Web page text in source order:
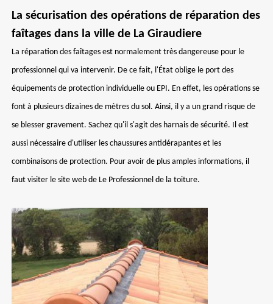
La sécurisation des opérations de réparation des
faîtages dans la ville de La Giraudiere
La réparation des faîtages est normalement très dangereuse pour le
professionnel qui va intervenir. De ce fait, l'État oblige le port des
équipements de protection individuelle ou EPI. En effet, les opérations se
font à plusieurs dizaines de mètres du sol. Ainsi, il y a un grand risque de
se blesser gravement. Sachez qu'il s'agit des harnais de sécurité. Il est
aussi nécessaire d'utiliser les chaussures antidérapantes et les
combinaisons de protection. Pour avoir de plus amples informations, il
faut visiter le site web de Le Professionnel de la toiture.